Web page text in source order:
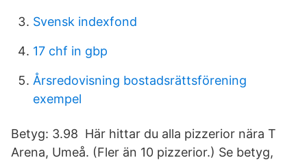
Svensk indexfond
17 chf in gbp
Årsredovisning bostadsrättsförening
exempel
Betyg: 3.98 Här hittar du alla pizzerior nära T
Arena, Umeå. (Fler än 10 pizzerior.) Se betyg,